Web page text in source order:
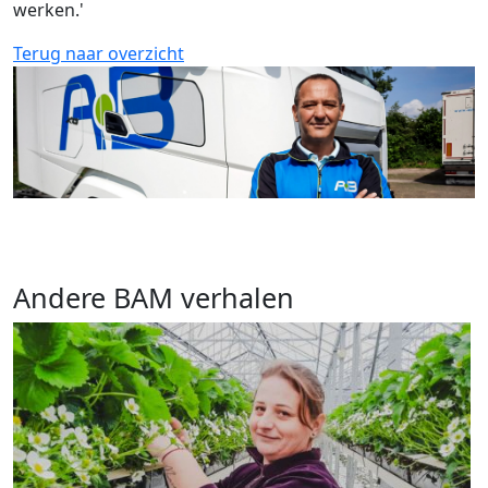
werken.'
Terug naar overzicht
Andere BAM verhalen